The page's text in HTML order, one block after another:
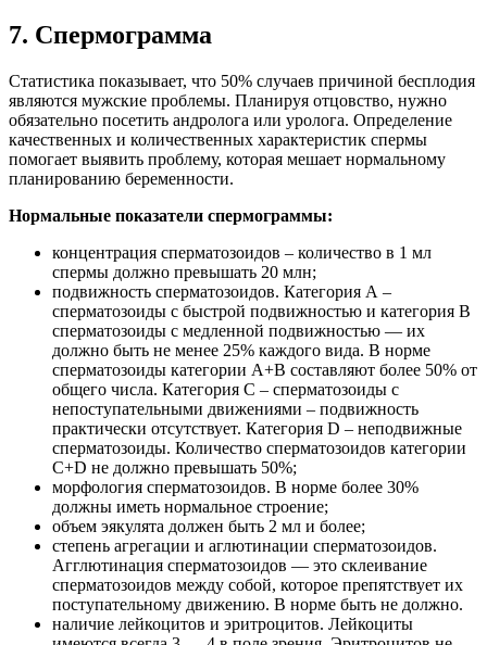
7. Спермограмма
Статистика показывает, что 50% случаев причиной бесплодия
являются мужские проблемы. Планируя отцовство, нужно
обязательно посетить андролога или уролога. Определение
качественных и количественных характеристик спермы
помогает выявить проблему, которая мешает нормальному
планированию беременности.
Нормальные показатели спермограммы:
концентрация сперматозоидов – количество в 1 мл
спермы должно превышать 20 млн;
подвижность сперматозоидов. Категория А –
сперматозоиды с быстрой подвижностью и категория В
сперматозоиды с медленной подвижностью — их
должно быть не менее 25% каждого вида. В норме
сперматозоиды категории А+В составляют более 50% от
общего числа. Категория С – сперматозоиды с
непоступательными движениями – подвижность
практически отсутствует. Категория D – неподвижные
сперматозоиды. Количество сперматозоидов категории
С+D не должно превышать 50%;
морфология сперматозоидов. В норме более 30%
должны иметь нормальное строение;
объем эякулята должен быть 2 мл и более;
степень агрегации и аглютинации сперматозоидов.
Агглютинация сперматозоидов — это склеивание
сперматозоидов между собой, которое препятствует их
поступательному движению. В норме быть не должно.
наличие лейкоцитов и эритроцитов. Лейкоциты